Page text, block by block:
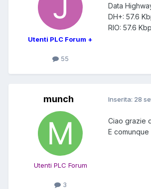
Utenti PLC Forum +
55
Data
DH+: 57.6
RIO: 57.6
munch
Utenti PLC Forum
3
Inserita: 28
Ciao grazie
E